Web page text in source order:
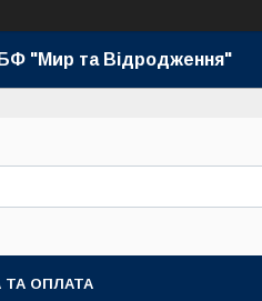
"Мир та Відродження"
ТА ОПЛАТА